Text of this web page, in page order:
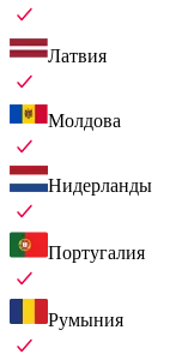
Латвия
Молдова
Нидерланды
Португалия
Румыния